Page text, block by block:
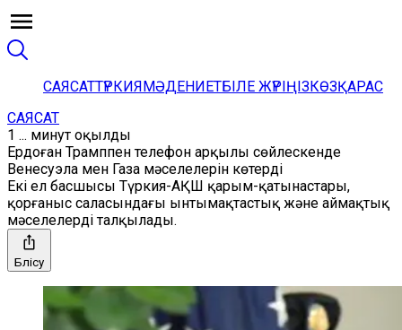
САЯСАТТҮРКИЯМӘДЕНИЕТБІЛЕ ЖҮРІҢІЗКӨЗҚАРАС
САЯСАТ
1 ... минут оқылды
Ердоған Трамппен телефон арқылы сөйлескенде
Венесуэла мен Газа мәселелерін көтерді
Екі ел басшысы Түркия-АҚШ қарым-қатынастары,
қорғаныс саласындағы ынтымақтастық және аймақтық
мәселелерді талқылады.
Бөлісу